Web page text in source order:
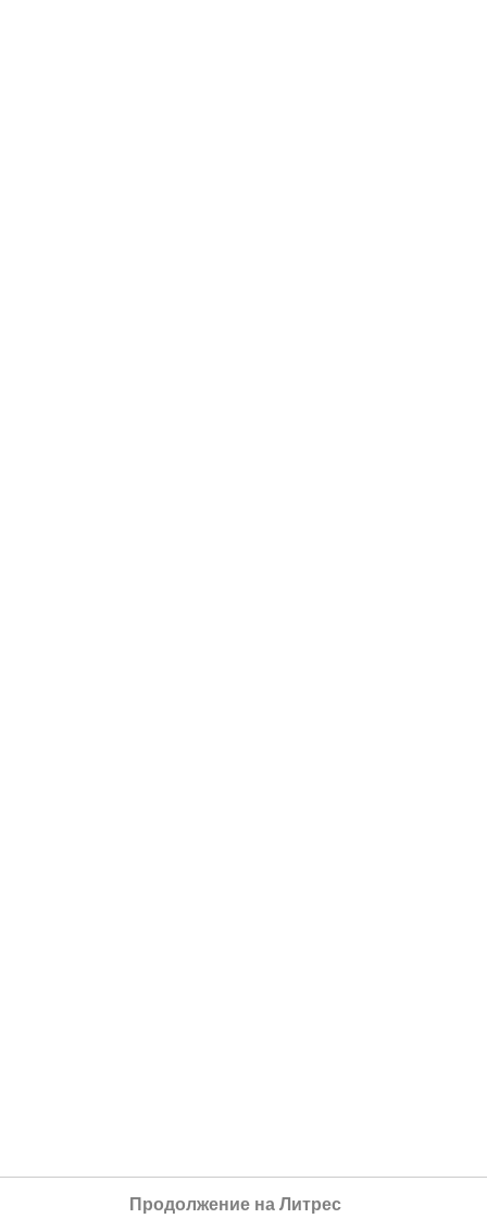
Продолжение на Литрес